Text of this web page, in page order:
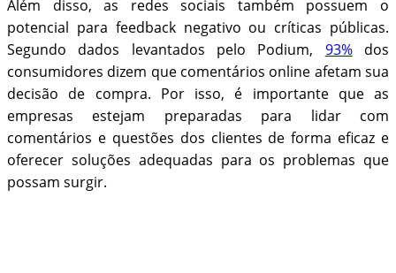
Além disso, as redes sociais também possuem o
potencial para feedback negativo ou críticas públicas.
Segundo dados levantados pelo Podium, 93%dos
consumidores dizem que comentários online afetam sua
decisão de compra. Por isso, é importante que as
empresas estejam preparadas para lidar com
comentários e questões dos clientes de forma eficaz e
oferecer soluções adequadas para os problemas que
possam surgir.